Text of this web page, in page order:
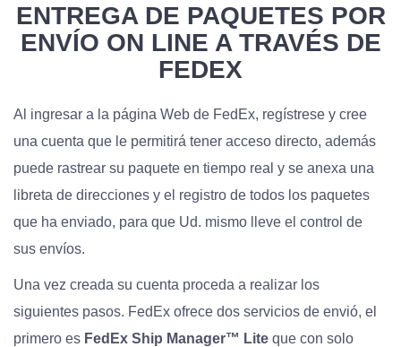
ENTREGA DE PAQUETES POR
ENVÍO ON LINE A TRAVÉS DE
FEDEX
Al ingresar a la página Web de FedEx, regístrese y cree
una cuenta que le permitirá tener acceso directo, además
puede rastrear su paquete en tiempo real y se anexa una
libreta de direcciones y el registro de todos los paquetes
que ha enviado, para que Ud. mismo lleve el control de
sus envíos.
Una vez creada su cuenta proceda a realizar los
siguientes pasos. FedEx ofrece dos servicios de envió, el
primero es FedEx Ship Manager™ Lite que con solo